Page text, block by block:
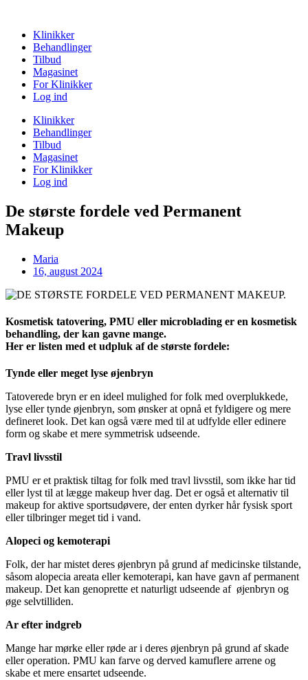
Klinikker
Behandlinger
Tilbud
Magasinet
For Klinikker
Log ind
Klinikker
Behandlinger
Tilbud
Magasinet
For Klinikker
Log ind
De største fordele ved Permanent
Makeup
Maria
16, august 2024
Kosmetisk tatovering, PMU eller microblading er en kosmetisk
behandling, der kan gavne mange.
Her er listen med et udpluk af de største fordele:
Tynde eller meget lyse øjenbryn
Tatoverede bryn er en ideel mulighed for folk med overplukkede,
lyse eller tynde øjenbryn, som ønsker at opnå et fyldigere og mere
defineret look. Det kan også være med til at udfylde eller edinere
form og skabe et mere symmetrisk udseende.
Travl livsstil
PMU er et praktisk tiltag for folk med travl livsstil, som ikke har tid
eller lyst til at lægge makeup hver dag. Det er også et alternativ til
makeup for aktive sportsudøvere, der enten dyrker hår fysisk sport
eller tilbringer meget tid i vand.
Alopeci og kemoterapi
Folk, der har mistet deres øjenbryn på grund af medicinske tilstande,
såsom alopecia areata eller kemoterapi, kan have gavn af permanent
makeup. Det kan genoprette et naturligt udseende af øjenbryn og
øge selvtilliden.
Ar efter indgreb
Mange har mørke eller røde ar i deres øjenbryn på grund af skade
eller operation. PMU kan farve og derved kamuflere arrene og
skabe et mere ensartet udseende.